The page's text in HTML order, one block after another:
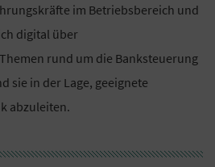
im Betriebsbereich und
digital über
rund um die Banksteuerung
sie in der Lage, geeignete
abzuleiten.